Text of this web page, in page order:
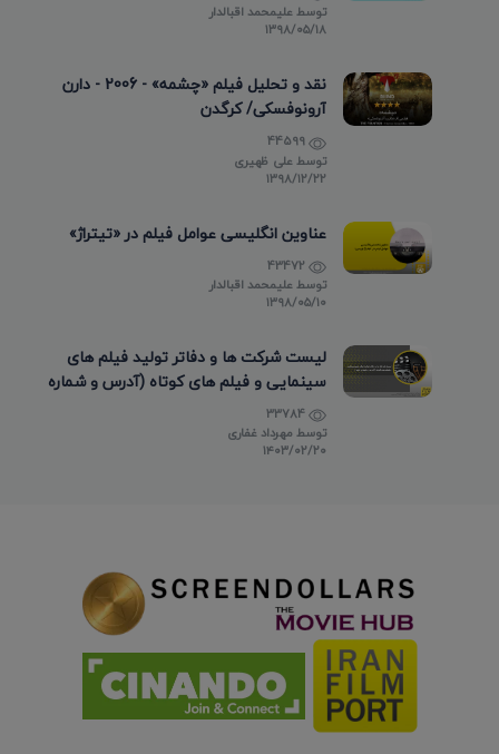
توسطعلیمحمد اقبالدار
۱۳۹۸/۰۵/۱۸
نقد و تحلیل فیلم «چشمه» - 2006 - دارن
آرونوفسکی/ کرگدن
توسطعلی ظهیری
۱۳۹۸/۱۲/۲۲
عناوین انگلیسی عوامل فیلم در «تیتراژ»
توسطعلیمحمد اقبالدار
۱۳۹۸/۰۵/۱۰
لیست شرکت ها و دفاتر تولید فیلم های
سینمایی و فیلم های کوتاه (آدرس و شماره
تماس)
توسط مهرداد غفاری
۱۴۰۳/۰۲/۲۰